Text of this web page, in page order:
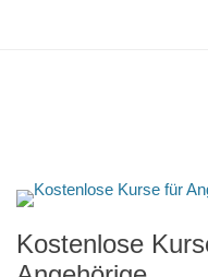
Kostenlose